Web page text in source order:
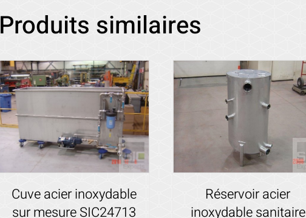
Produits similaires
Cuve acier inoxydable
sur mesure SIC24713
Réservoir acier
inoxydable sanitaire